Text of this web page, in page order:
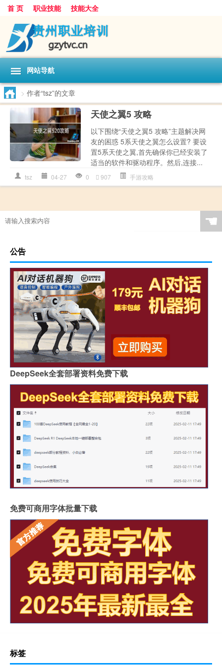
首 页 职业技能 技能大全
网站导航
> 作者“tsz”的文章
天使之翼5 攻略
以下围绕“天使之翼5 攻略”主题解决网
友的困惑 5系天使之翼怎么设置? 要设
置5系天使之翼,首先确保你已经安装了
适当的软件和驱动程序。然后,连接...
tsz 04-27 0 907 手游攻略
☚
公告
DeepSeek全套部署资料免费下载
免费可商用字体批量下载
标签